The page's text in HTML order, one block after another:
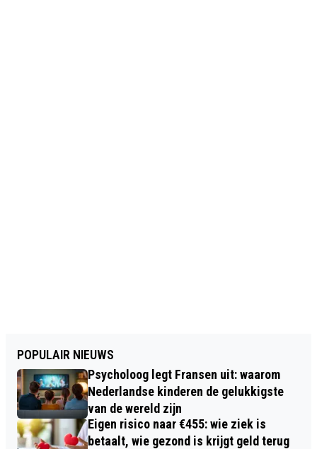
POPULAIR NIEUWS
Psycholoog legt Fransen uit: waarom
Nederlandse kinderen de gelukkigste
van de wereld zijn
Eigen risico naar €455: wie ziek is
betaalt, wie gezond is krijgt geld terug